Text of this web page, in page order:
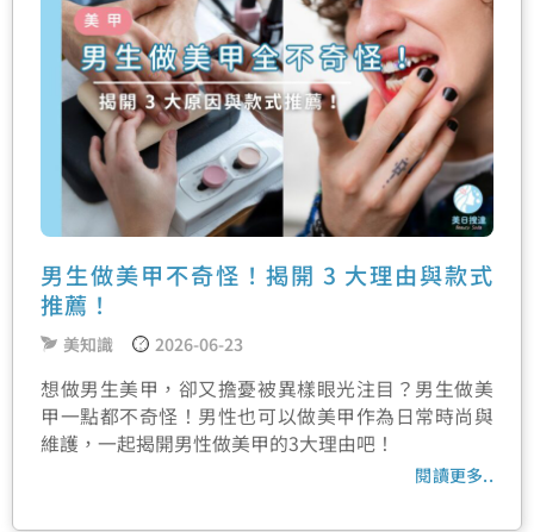
男生做美甲不奇怪！揭開 3 大理由與款式
推薦！
美知識 2026-06-23
想做男生美甲，卻又擔憂被異樣眼光注目？男生做美
甲一點都不奇怪！男性也可以做美甲作為日常時尚與
維護，一起揭開男性做美甲的3大理由吧！
閱讀更多..